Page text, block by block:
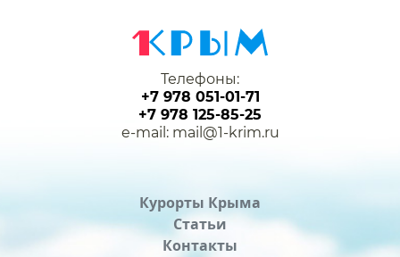
Курорты Крыма
Статьи
Контакты
Телефоны:
+7 978 051-01-71
+7 978 125-85-25
e-mail: mail@1-krim.ru